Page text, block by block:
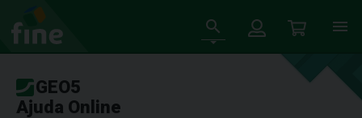
GEO5
Ajuda Online